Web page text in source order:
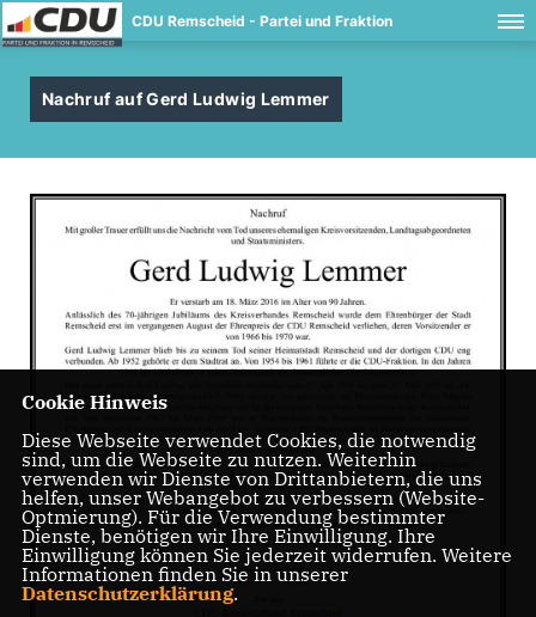
CDU Remscheid - Partei und Fraktion
Nachruf auf Gerd Ludwig Lemmer
Cookie Hinweis
Diese Webseite verwendet Cookies, die notwendig
sind, um die Webseite zu nutzen. Weiterhin
verwenden wir Dienste von Drittanbietern, die uns
helfen, unser Webangebot zu verbessern (Website-
Optmierung). Für die Verwendung bestimmter
Dienste, benötigen wir Ihre Einwilligung. Ihre
Einwilligung können Sie jederzeit widerrufen. Weitere
Informationen finden Sie in unserer
Datenschutzerklärung.